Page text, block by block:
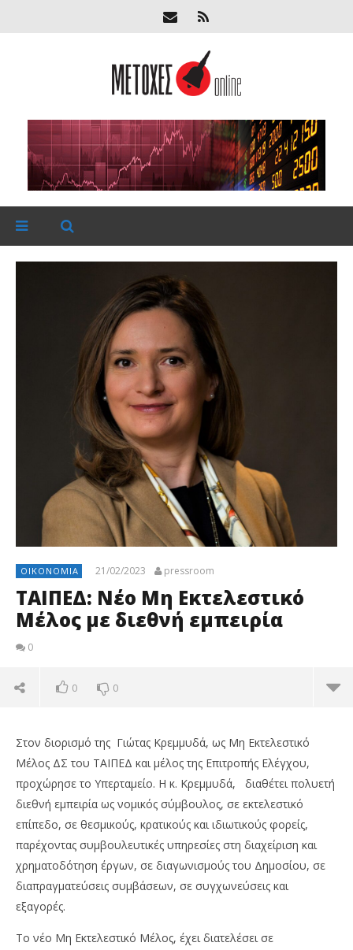
ΟΙΚΟΝΟΜΊΑ 21/02/2023 pressroom
ΤΑΙΠΕΔ: Νέο Μη Εκτελεστικό
Μέλος με διεθνή εμπειρία
0
0 0
Στον διορισμό της Γιώτας Κρεμμυδά, ως Μη Εκτελεστικό
Μέλος ΔΣ του ΤΑΙΠΕΔ και μέλος της Επιτροπής Ελέγχου,
προχώρησε το Υπερταμείο. Η κ. Κρεμμυδά, διαθέτει πολυετή
διεθνή εμπειρία ως νομικός σύμβουλος, σε εκτελεστικό
επίπεδο, σε θεσμικούς, κρατικούς και ιδιωτικούς φορείς,
παρέχοντας συμβουλευτικές υπηρεσίες στη διαχείριση και
χρηματοδότηση έργων, σε διαγωνισμούς του Δημοσίου, σε
διαπραγματεύσεις συμβάσεων, σε συγχωνεύσεις και
εξαγορές.
Το νέο Μη Εκτελεστικό Μέλος, έχει διατελέσει σε